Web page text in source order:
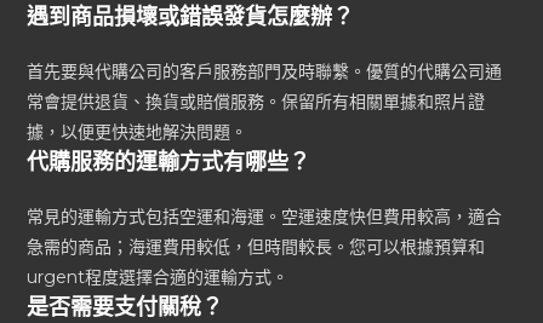
遇到商品損壞或錯誤發貨怎麼辦？
首先要與代購公司的客戶服務部門及時聯繫。優質的代購公司通
常會提供退貨、換貨或賠償服務。保留所有相關單據和照片證
據，以便更快速地解決問題。
代購服務的運輸方式有哪些？
常見的運輸方式包括空運和海運。空運速度快但費用較高，適合
急需的商品；海運費用較低，但時間較長。您可以根據預算和
urgent程度選擇合適的運輸方式。
是否需要支付關稅？